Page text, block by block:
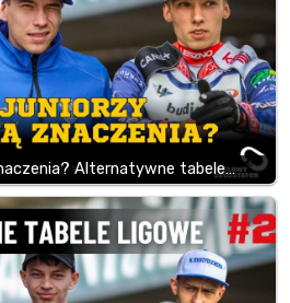
Alternatywne tabele…